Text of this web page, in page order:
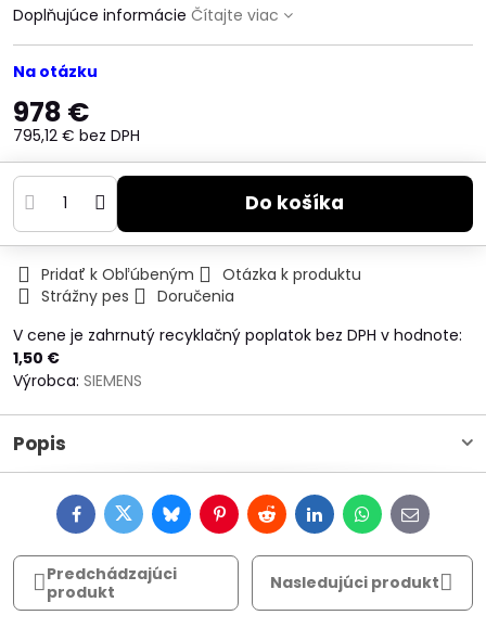
Doplňujúce informácie Čítajte viac
Na otázku
978 €
795,12 € bez DPH
Do košíka
Pridať k Obľúbeným
Otázka k produktu
Strážny pes
Doručenia
V cene je zahrnutý recyklačný poplatok bez DPH v hodnote:
1,50 €
Výrobca: SIEMENS
Popis
FacebookTwitterBlueskyPinterestRedditLinkedInWhatsApp
E-
mail
Predchádzajúci
produkt
Nasledujúci produkt